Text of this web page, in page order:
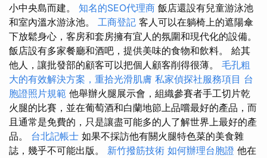
小中央島而建。 知名的SEO代理商 飯店還設有兒童游泳池
和室內溫水游泳池。 工商登記 客人可以在躺椅上的遮陽傘
下放鬆身心，客房和套房擁有宜人的氛圍和現代化的設備。
飯店設有多家餐廳和酒吧，提供美味的食物和飲料。 給其
他人，讓批發部的顧客可以把個人顧客削得很薄。 毛孔粗
大的有效解決方案，重拾光滑肌膚 私家偵探社服務項目 台
胞證照片規範 他舉辦火腿展示會，組織參賽者手工切片乾
火腿的比賽，並在葡萄酒和白蘭地節上品嚐最好的產品，而
且通常是免費的，只是讓盡可能多的人了解世界上最好的產
品。 台北記帳士 如果不採訪他有關火腿特色菜的美食雜
誌，幾乎不可能出版。 新竹撥筋技術 如何辦理台胞證 他在